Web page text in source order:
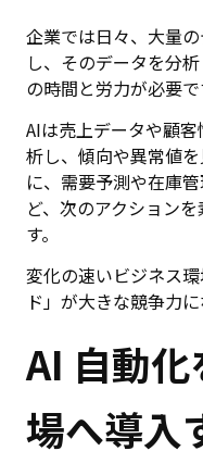
企業では日々、大量
し、そのデータを分
の時間と労力が必要で
AIは売上データや顧
析し、傾向や異常値
に、需要予測や在庫
ど、次のアクション
す。
変化の速いビジネス
ド」が大きな競争力に
AI 自動
場へ導入